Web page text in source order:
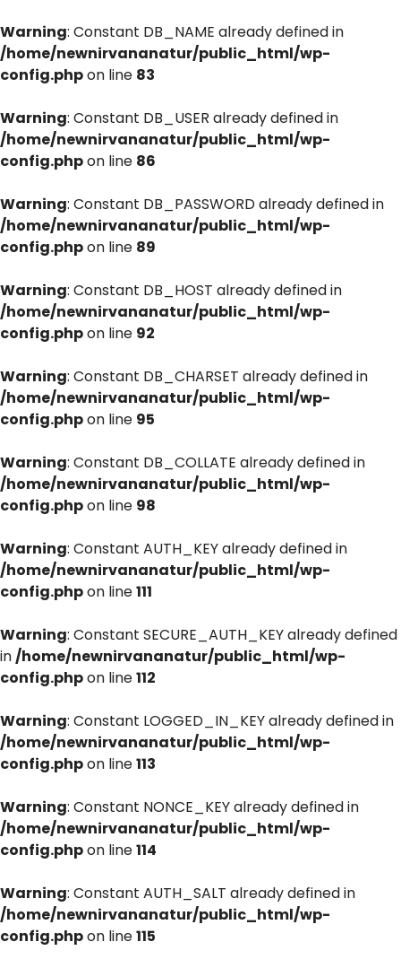
Warning: Constant DB_NAME already defined in
/home/newnirvananatur/public_html/wp-
config.phpon line 83
Warning: Constant DB_USER already defined in
/home/newnirvananatur/public_html/wp-
config.phpon line 86
Warning: Constant DB_PASSWORD already defined in
/home/newnirvananatur/public_html/wp-
config.phpon line 89
Warning: Constant DB_HOST already defined in
/home/newnirvananatur/public_html/wp-
config.phpon line 92
Warning: Constant DB_CHARSET already defined in
/home/newnirvananatur/public_html/wp-
config.phpon line 95
Warning: Constant DB_COLLATE already defined in
/home/newnirvananatur/public_html/wp-
config.phpon line 98
Warning: Constant AUTH_KEY already defined in
/home/newnirvananatur/public_html/wp-
config.phpon line111
Warning: Constant SECURE_AUTH_KEY already defined
in/home/newnirvananatur/public_html/wp-
config.phpon line112
Warning: Constant LOGGED_IN_KEY already defined in
/home/newnirvananatur/public_html/wp-
config.phpon line113
Warning: Constant NONCE_KEY already defined in
/home/newnirvananatur/public_html/wp-
config.phpon line114
Warning: Constant AUTH_SALT already defined in
/home/newnirvananatur/public_html/wp-
config.phpon line115